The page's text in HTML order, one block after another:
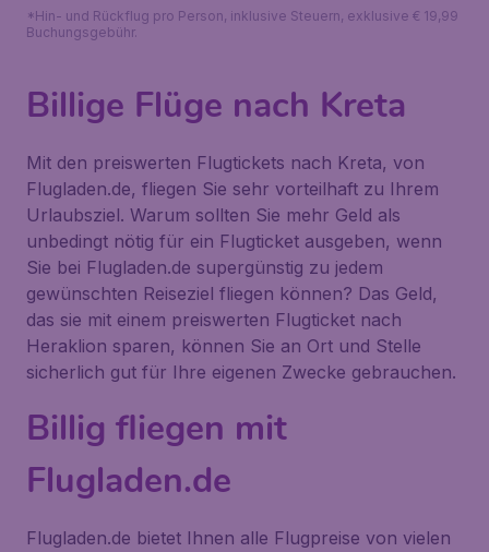
*Hin- und Rückflug pro Person, inklusive Steuern, exklusive € 19,99
Buchungsgebühr.
Billige Flüge nach Kreta
Mit den preiswerten Flugtickets nach Kreta, von
Flugladen.de, fliegen Sie sehr vorteilhaft zu Ihrem
Urlaubsziel. Warum sollten Sie mehr Geld als
unbedingt nötig für ein Flugticket ausgeben, wenn
Sie bei Flugladen.de supergünstig zu jedem
gewünschten Reiseziel fliegen können? Das Geld,
das sie mit einem preiswerten Flugticket nach
Heraklion sparen, können Sie an Ort und Stelle
sicherlich gut für Ihre eigenen Zwecke gebrauchen.
Billig fliegen mit
Flugladen.de
Flugladen.de bietet Ihnen alle Flugpreise von vielen